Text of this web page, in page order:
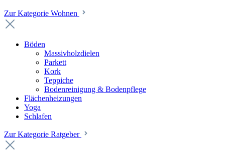
Zur Kategorie Wohnen
Böden
Massivholzdielen
Parkett
Kork
Teppiche
Bodenreinigung & Bodenpflege
Flächenheizungen
Yoga
Schlafen
Zur Kategorie Ratgeber